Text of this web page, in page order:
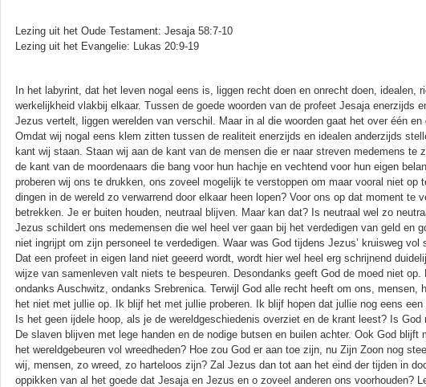
Lezing uit het Oude Testament: Jesaja 58:7-10
Lezing uit het Evangelie: Lukas 20:9-19
In het labyrint, dat het leven nogal eens is, liggen recht doen en onrecht doen, idealen,
werkelijkheid vlakbij elkaar. Tussen de goede woorden van de profeet Jesaja enerzijds
Jezus vertelt, liggen werelden van verschil. Maar in al die woorden gaat het over één en
Omdat wij nogal eens klem zitten tussen de realiteit enerzijds en idealen anderzijds
kant wij staan. Staan wij aan de kant van de mensen die er naar streven medemens te
de kant van de moordenaars die bang voor hun hachje en vechtend voor hun eigen
proberen wij ons te drukken, ons zoveel mogelijk te verstoppen om maar vooral niet op
dingen in de wereld zo verwarrend door elkaar heen lopen? Voor ons op dat moment te
betrekken. Je er buiten houden, neutraal blijven. Maar kan dat? Is neutraal wel zo
Jezus schildert ons medemensen die wel heel ver gaan bij het verdedigen van geld en
niet ingrijpt om zijn personeel te verdedigen. Waar was God tijdens Jezus’ kruisweg vol
Dat een profeet in eigen land niet geeerd wordt, wordt hier wel heel erg schrijnend
wijze van samenleven valt niets te bespeuren. Desondanks geeft God de moed niet
ondanks Auschwitz, ondanks Srebrenica. Terwijl God alle recht heeft om ons, mensen,
het niet met jullie op. Ik blijf het met jullie proberen. Ik blijf hopen dat jullie nog eens
Is het geen ijdele hoop, als je de wereldgeschiedenis overziet en de krant leest? Is God
De slaven blijven met lege handen en de nodige butsen en builen achter. Ook God
het wereldgebeuren vol wreedheden? Hoe zou God er aan toe zijn, nu Zijn Zoon nog
wij, mensen, zo wreed, zo harteloos zijn? Zal Jezus dan tot aan het eind der tijden in
oppikken van al het goede dat Jesaja en Jezus en o zoveel anderen ons voorhouden?